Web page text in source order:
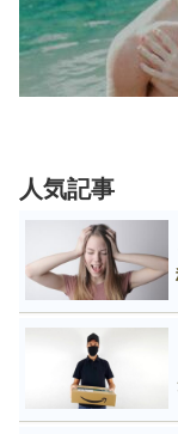
人気記事